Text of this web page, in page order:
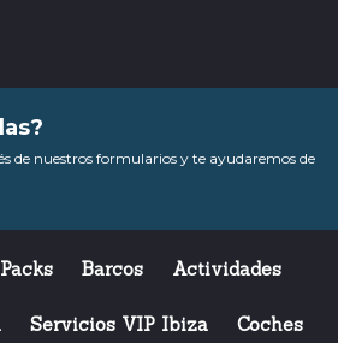
de nuestros formularios y te ayudaremos de
Packs Barcos Actividades
Servicios VIP Ibiza Coches